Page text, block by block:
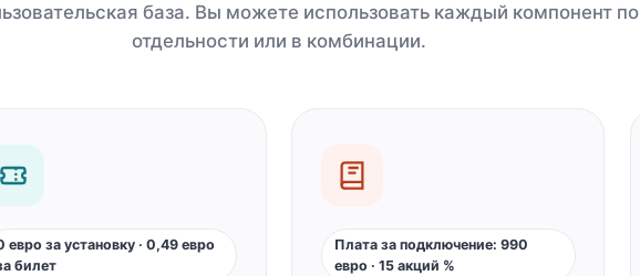
база. Вы можете использовать каждый компонент по
отдельности или в комбинации.
евро за установку · 0,49 евро
билет
Плата за подключение: 990
евро · 15 акций %